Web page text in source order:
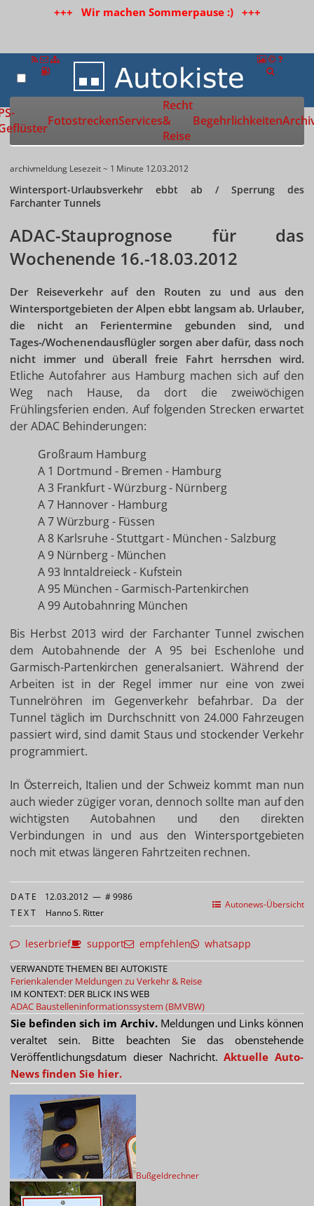
+++ Wir machen Sommerpause :) +++
Zur Startseite
FotostreckenServices
Recht
&
Reise
Begehrlichkeiten
archivmeldung Lesezeit ~ 1 Minute 12.03.2012
Wintersport-Urlaubsverkehr ebbt ab / Sperrung des
Farchanter Tunnels
ADAC-Stauprognose für das
Wochenende 16.-18.03.2012
Der Reiseverkehr auf den Routen zu und aus den
Wintersportgebieten der Alpen ebbt langsam ab. Urlauber,
die nicht an Ferientermine gebunden sind, und
Tages-/Wochenendausflügler sorgen aber dafür, dass noch
nicht immer und überall freie Fahrt herrschen wird.
Etliche Autofahrer aus Hamburg machen sich auf den
Weg nach Hause, da dort die zweiwöchigen
Frühlingsferien enden. Auf folgenden Strecken erwartet
der ADAC Behinderungen:
Großraum Hamburg
A 1 Dortmund - Bremen - Hamburg
A 3 Frankfurt - Würzburg - Nürnberg
A 7 Hannover - Hamburg
A 7 Würzburg - Füssen
A 8 Karlsruhe - Stuttgart - München - Salzburg
A 9 Nürnberg - München
A 93 Inntaldreieck - Kufstein
A 95 München - Garmisch-Partenkirchen
A 99 Autobahnring München
Bis Herbst 2013 wird der Farchanter Tunnel zwischen
dem Autobahnende der A 95 bei Eschenlohe und
Garmisch-Partenkirchen generalsaniert. Während der
Arbeiten ist in der Regel immer nur eine von zwei
Tunnelröhren im Gegenverkehr befahrbar. Da der
Tunnel täglich im Durchschnitt von 24.000 Fahrzeugen
passiert wird, sind damit Staus und stockender Verkehr
programmiert.
In Österreich, Italien und der Schweiz kommt man nun
auch wieder zügiger voran, dennoch sollte man auf den
wichtigsten Autobahnen und den direkten
Verbindungen in und aus den Wintersportgebieten
noch mit etwas längeren Fahrtzeiten rechnen.
Autonews-Übersicht
DATE 12.03.2012 — # 9986
TEXT Hanno S. Ritter
leserbrief support empfehlen whatsapp
VERWANDTE THEMEN BEI AUTOKISTE
Ferienkalender Meldungen zu Verkehr & Reise
IM KONTEXT: DER BLICK INS WEB
ADAC Baustelleninformationssystem (BMVBW)
Sie befinden sich im Archiv.Meldungen und Links können
veraltet sein. Bitte beachten Sie das obenstehende
Veröffentlichungsdatum dieser Nachricht.Aktuelle Auto-
News finden Sie hier.
Bußgeldrechner